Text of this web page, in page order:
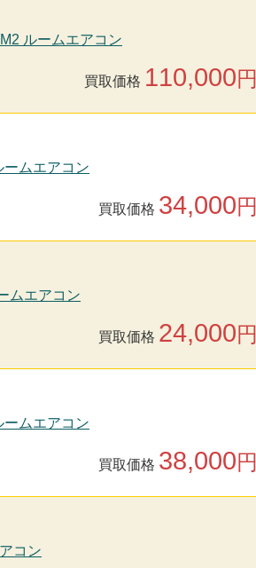
ルームエアコン
買取価格 110,000円
ムエアコン
買取価格 34,000円
ムエアコン
買取価格 24,000円
ムエアコン
買取価格 38,000円
コン